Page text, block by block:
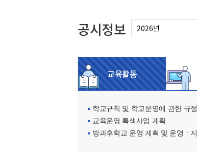
공시정보
교육활동
학교규칙 및 학교운영에 관한 규정
교육운영 특색사업 계획
방과후학교 운영 계획 및 운영ㆍ지원현황